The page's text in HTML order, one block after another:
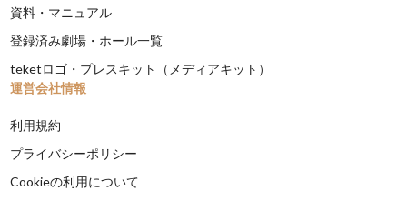
資料・マニュアル
登録済み劇場・ホール一覧
teketロゴ・プレスキット（メディアキット）
運営会社情報
利用規約
プライバシーポリシー
Cookieの利用について